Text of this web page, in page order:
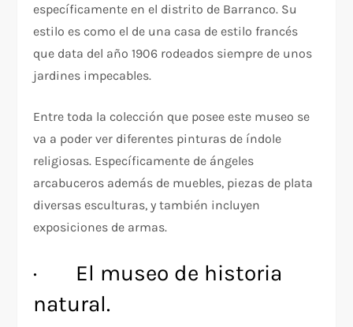
específicamente en el distrito de Barranco. Su
estilo es como el de una casa de estilo francés
que data del año 1906 rodeados siempre de unos
jardines impecables.
Entre toda la colección que posee este museo se
va a poder ver diferentes pinturas de índole
religiosas. Específicamente de ángeles
arcabuceros además de muebles, piezas de plata
diversas esculturas, y también incluyen
exposiciones de armas.
· El museo de historia
natural.